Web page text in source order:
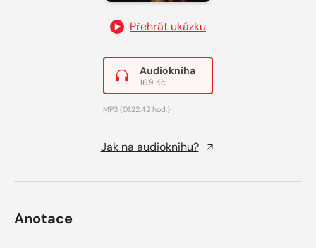
Přehrát ukázku
Audiokniha
169 Kč
MP3 (01:22:42 hod.)
Jak na audioknihu?
Anotace